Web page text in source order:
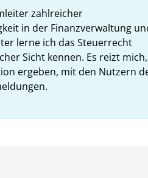
zahlreicher
in der Finanzverwaltung
lerne ich das Steuerrecht
Sicht kennen. Es reizt mich,
ergeben, mit den Nutzern